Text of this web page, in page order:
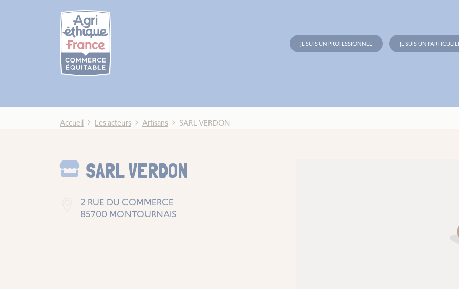
JE SUIS UN PROFESSIONNEL JE SUIS UN
Accueil Les acteurs Artisans SARL VERDON
SARL VERDON
2 RUE DU COMMERCE
85700 MONTOURNAIS